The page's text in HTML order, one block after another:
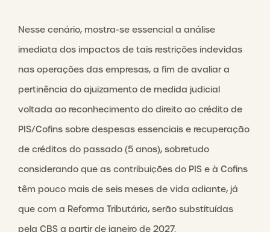
Nesse cenário, mostra-se essencial a análise
imediata dos impactos de tais restrições indevidas
nas operações das empresas, a fim de avaliar a
pertinência do ajuizamento de medida judicial
voltada ao reconhecimento do direito ao crédito de
PIS/Cofins sobre despesas essenciais e recuperação
de créditos do passado (5 anos), sobretudo
considerando que as contribuições do PIS e à Cofins
têm pouco mais de seis meses de vida adiante, já
que com a Reforma Tributária, serão substituídas
pela CBS a partir de janeiro de 2027.